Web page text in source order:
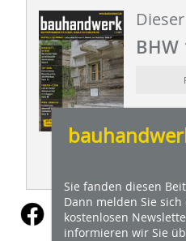
BHW
Sie fanden diesen
Dann melden Sie
kostenlosen
informieren wir Sie